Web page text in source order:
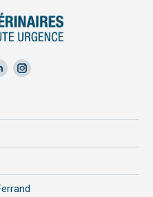
Instagram
new